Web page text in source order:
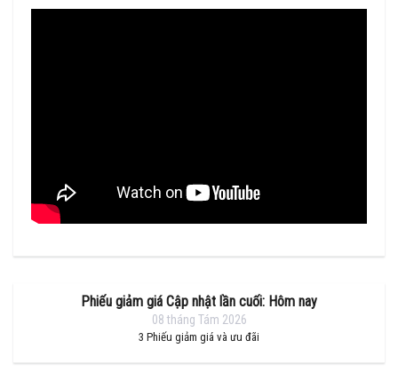
Phiếu giảm giá Cập nhật lần cuối: Hôm nay
08 tháng Tám 2026
3 Phiếu giảm giá và ưu đãi